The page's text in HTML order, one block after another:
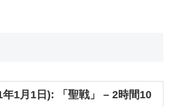
1月1日): 「聖戦」 – 2時間10